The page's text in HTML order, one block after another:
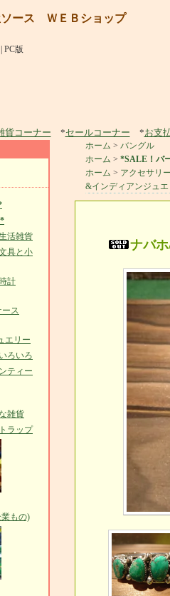
ソース ＷＥＢショップ
PC版
貨コーナー *セールコーナー *お支
活雑貨
具と小
計
ス
エリー
ろいろ
ティー
雑貨
ラップ
もの)
ホーム > バングル
ホーム > *SALE！バ
ホーム > アクセサリ
&インディアンジュ
ナバ